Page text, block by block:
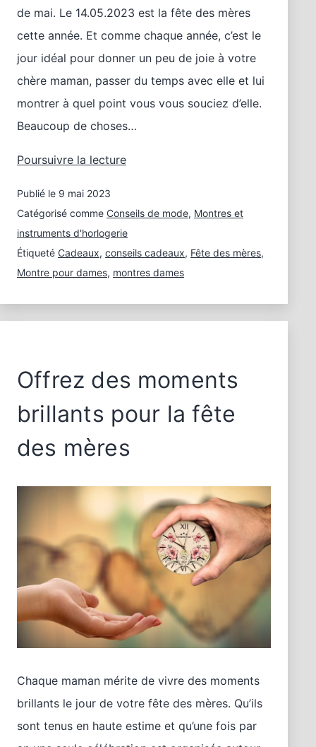
de mai. Le 14.05.2023 est la fête des mères
cette année. Et comme chaque année, c’est le
jour idéal pour donner un peu de joie à votre
chère maman, passer du temps avec elle et lui
montrer à quel point vous vous souciez d’elle.
Beaucoup de choses…
Poursuivre la lectureLa
comme
cadeau
de
des
Publié le 9 mai 2023
Catégorisé comme Conseils de mode, Montres et
instruments d'horlogerie
Étiqueté Cadeaux, conseils cadeaux, Fête des mères,
Montre pour dames, montres dames
Offrez des moments
brillants pour la fête
des mères
Chaque maman mérite de vivre des moments
brillants le jour de votre fête des mères. Qu’ils
sont tenus en haute estime et qu’une fois par